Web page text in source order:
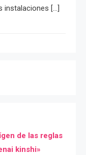
instalaciones […]
de las reglas
kinshi»